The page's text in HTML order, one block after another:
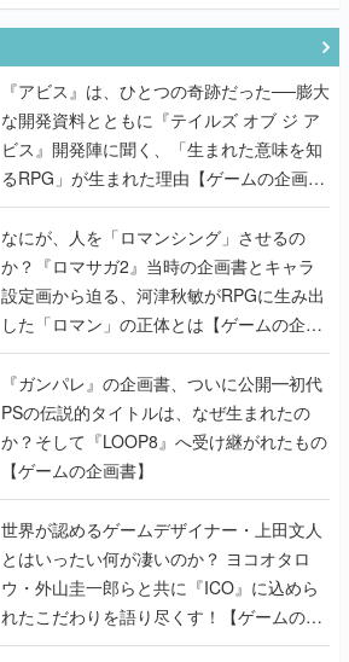
『アビス』は、ひとつの奇跡だった──膨大
な開発資料とともに『テイルズ オブ ジ ア
ビス』開発陣に聞く、「生まれた意味を知
るRPG」が生まれた理由【ゲームの企画
書】
なにが、人を「ロマンシング」させるの
か？『ロマサガ2』当時の企画書とキャラ
設定画から迫る、河津秋敏がRPGに生み出
した「ロマン」の正体とは【ゲームの企画
書】
『ガンパレ』の企画書、ついに公開━初代
PSの伝説的タイトルは、なぜ生まれたの
か？そして『LOOP8』へ受け継がれたもの
【ゲームの企画書】
世界が認めるゲームデザイナー・上田文人
とはいったい何が凄いのか？ ヨコオタロ
ウ・外山圭一郎らと共に『ICO』に込めら
れたこだわりを語り尽くす！【ゲームの企
画書】